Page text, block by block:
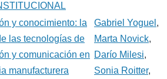
y conocimiento: la
las tecnologías de
y comunicación en
manufacturera
Gabriel Yoguel ,
Marta Novick,
Darío Milesi,
Sonia Roitter,